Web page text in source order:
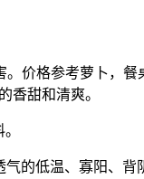
格参考萝卜，
香甜和清爽。
的低温、寡阳、